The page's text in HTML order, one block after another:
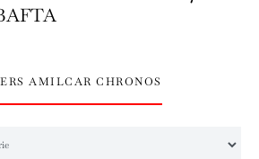
AMILCAR CHRONOS